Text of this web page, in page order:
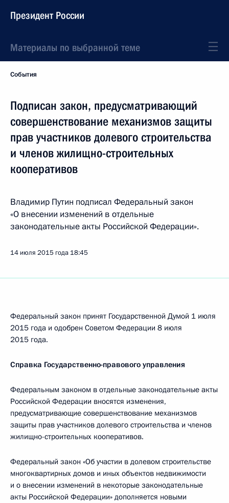
Президент России
Материалы по выбранной теме
События
Подписан закон, предусматривающий
совершенствование механизмов защиты
прав участников долевого строительства
и членов жилищно-строительных
кооперативов
Владимир Путин подписал Федеральный закон
«О внесении изменений в отдельные
законодательные акты Российской Федерации».
14 июля 2015 года 18:45
Федеральный закон принят Государственной Думой 1 июля
2015 года и одобрен Советом Федерации 8 июля
2015 года.
Справка Государственно-правового управления
Федеральным законом в отдельные законодательные акты
Российской Федерации вносятся изменения,
предусматривающие совершенствование механизмов
защиты прав участников долевого строительства и членов
жилищно-строительных кооперативов.
Федеральный закон «Об участии в долевом строительстве
многоквартирных домов и иных объектов недвижимости
и о внесении изменений в некоторые законодательные
акты Российской Федерации» дополняется новыми